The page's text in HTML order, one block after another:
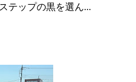
テップの黒を選ん...